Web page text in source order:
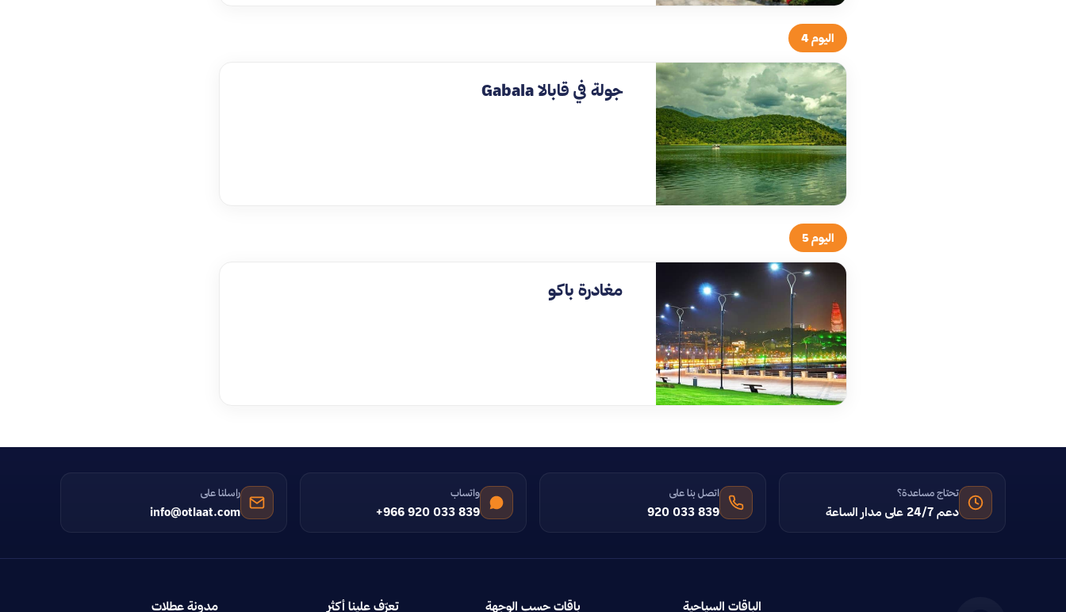
اليوم 4
جولة في قابالا Gabala
اليوم 5
مغادرة باكو
تحتاج مساعدة؟
دعم 24/7 على مدار الساعة
اتصل بنا على
920 033 839
واتساب
+966 920 033 839
راسلنا على
info@otlaat.com
الباقات السياحية باقات حسب الوجهة تعرّف علينا أكثر مدونة عطلات